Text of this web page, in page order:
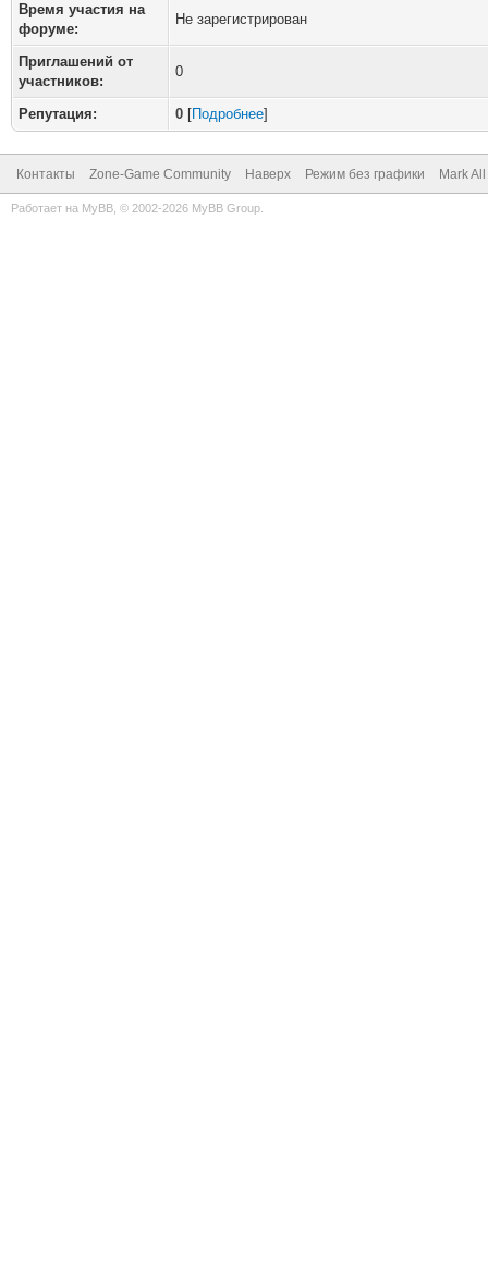
Время участия на
форуме:
Не зарегистрирован
Приглашений от
участников:
0
Репутация: 0 [Подробнее]
Контакты Zone-Game Community Наверх Режим без графики Mark
Работает на MyBB , © 2002-2026 MyBB Group